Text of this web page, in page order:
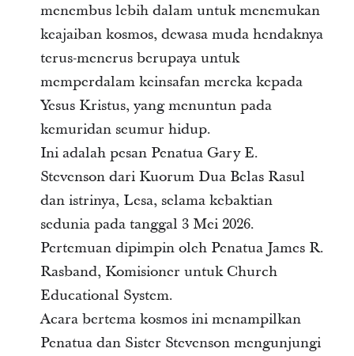
menembus lebih dalam untuk menemukan
keajaiban kosmos, dewasa muda hendaknya
terus-menerus berupaya untuk
memperdalam keinsafan mereka kepada
Yesus Kristus, yang menuntun pada
kemuridan seumur hidup.
Ini adalah pesan Penatua Gary E.
Stevenson dari Kuorum Dua Belas Rasul
dan istrinya, Lesa, selama kebaktian
sedunia pada tanggal 3 Mei 2026.
Pertemuan dipimpin oleh Penatua James R.
Rasband, Komisioner untuk Church
Educational System.
Acara bertema kosmos ini menampilkan
Penatua dan Sister Stevenson mengunjungi